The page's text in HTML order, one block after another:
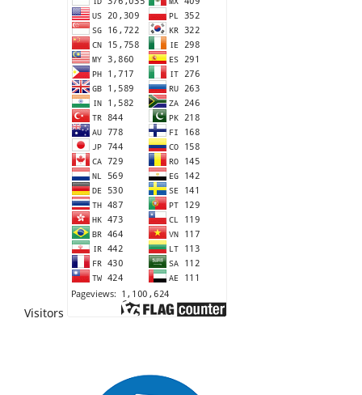
Visitors